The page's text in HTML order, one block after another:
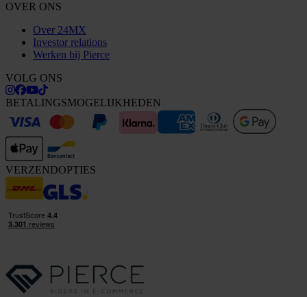
OVER ONS
Over 24MX
Investor relations
Werken bij Pierce
VOLG ONS
BETALINGSMOGELIJKHEDEN
VERZENDOPTIES